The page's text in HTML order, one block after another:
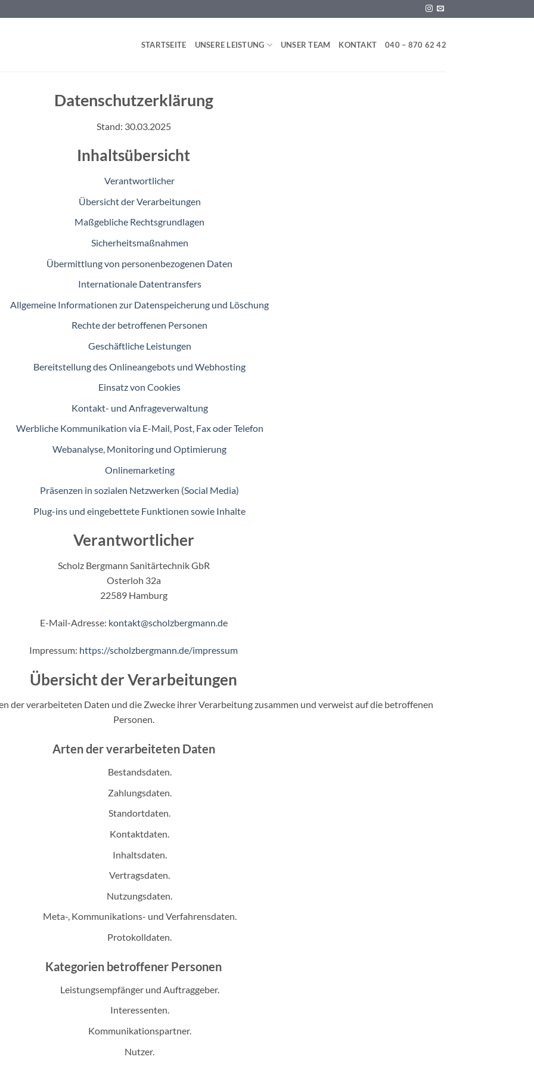
STARTSEITE UNSERE LEISTUNG UNSER TEAM KONTAKT 040 – 870 62 42
Datenschutzerklärung
Stand: 30.03.2025
Inhaltsübersicht
Verantwortlicher
Übersicht der Verarbeitungen
Maßgebliche Rechtsgrundlagen
Sicherheitsmaßnahmen
Übermittlung von personenbezogenen Daten
Internationale Datentransfers
Allgemeine Informationen zur Datenspeicherung und Löschung
Rechte der betroffenen Personen
Geschäftliche Leistungen
Bereitstellung des Onlineangebots und Webhosting
Einsatz von Cookies
Kontakt- und Anfrageverwaltung
Werbliche Kommunikation via E-Mail, Post, Fax oder Telefon
Webanalyse, Monitoring und Optimierung
Onlinemarketing
Präsenzen in sozialen Netzwerken (Social Media)
Plug-ins und eingebettete Funktionen sowie Inhalte
Verantwortlicher
Scholz Bergmann Sanitärtechnik GbR
Osterloh 32a
22589 Hamburg
E-Mail-Adresse: kontakt@scholzbergmann.de
Impressum: https://scholzbergmann.de/impressum
Übersicht der Verarbeitungen
der verarbeiteten Daten und die Zwecke ihrer Verarbeitung zusammen und verweist auf die betroffenen
Personen.
Arten der verarbeiteten Daten
Bestandsdaten.
Zahlungsdaten.
Standortdaten.
Kontaktdaten.
Inhaltsdaten.
Vertragsdaten.
Nutzungsdaten.
Meta-, Kommunikations- und Verfahrensdaten.
Protokolldaten.
Kategorien betroffener Personen
Leistungsempfänger und Auftraggeber.
Interessenten.
Kommunikationspartner.
Nutzer.